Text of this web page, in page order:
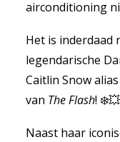
airconditioning
Het is inderdaad
legendarische
Caitlin Snow
van The Flash! ❄️💥
Naast haar